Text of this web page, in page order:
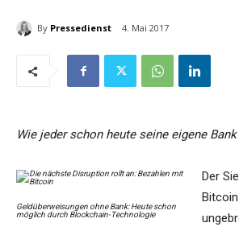
By Pressedienst 4. Mai 2017
Wie jeder schon heute seine eigene
Geldüberweisungen ohne Bank: Heute schon
möglich durch Blockchain-Technologie
Der